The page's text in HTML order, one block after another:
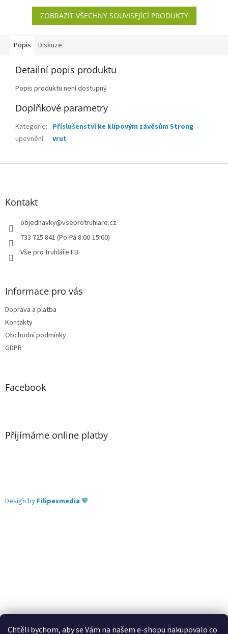
Chtěli bychom, aby se Vám na našem e-shopu nakupovalo co
ZOBRAZIT VŠECHNY SOUVISEJÍCÍ PRODUKTY
Popis Diskuze
Detailní popis produktu
Popis produktu není dostupný
Doplňkové parametry
Kategorie: Příslušenství ke klipovým závěsům Strong
upevnění: vrut
Z
Kontakt
objednavky@vseprotruhlare.cz
733 725 841 (Po-Pá 8:00-15:00)
Vše pro truhláře FB
Informace pro vás
Doprava a platba
Kontakty
Obchodní podmínky
GDPR
Facebook
Přijímáme online platby
Design by Filipesmedia 🧡